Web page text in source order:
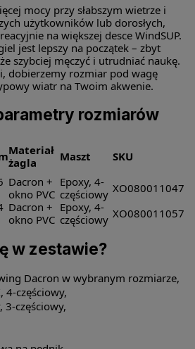
mocy przy słabszym wietrze i
użytkowników lub dorosłych,
na większej desce WindSUP.
jest lepszy na początek – zbyt
szybciej męczyć i utrudniać naukę.
dobierzemy rozmiar pod wagę
wiatr na Twoim akwenie.
rozmiarów
Materiał
żagla
Maszt SKU
Dacron +
okno PVC
Epoxy, 4-
częściowy XO080011047
Dacron +
okno PVC
Epoxy, 4-
częściowy XO080011057
w zestawie?
Dacron w wybranym rozmiarze,
4-częściowy,
częściowy,